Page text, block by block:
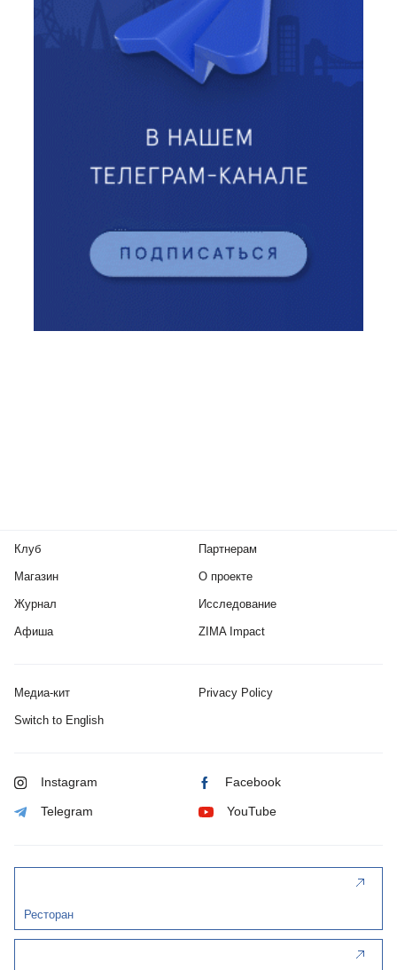
Клуб
Магазин
Журнал
Афиша
Партнерам
О проекте
Исследование
ZIMA Impact
Медиа-кит Privacy Policy
Switch to English
Instagram Facebook
Telegram YouTube
Ресторан